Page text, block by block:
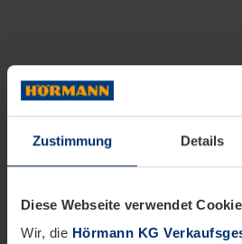
Zustimmung Details
Diese Webseite verwendet
Wir, die Hörmann KG